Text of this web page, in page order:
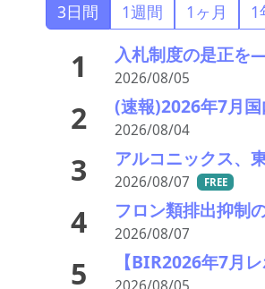
3日間 1週間 1ヶ月 1
1 2026/08/05
2 2026/08/04
3 2026/08/07 FREE
4 2026/08/07
5